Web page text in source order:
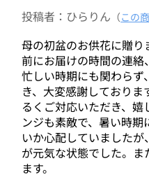
投稿者：ひらりん （この
母の初盆のお供花に贈
前にお届けの時間の連
忙しい時期にも関わら
き、大変感謝しており
るくご対応いただき、
ンジも素敵で、暑い時
いか心配していました
が元気な状態でした。
ます。